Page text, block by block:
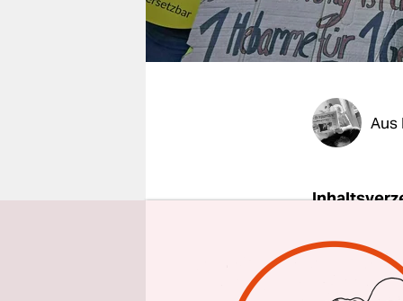
unterstützen
abo
Aus
Auf dem